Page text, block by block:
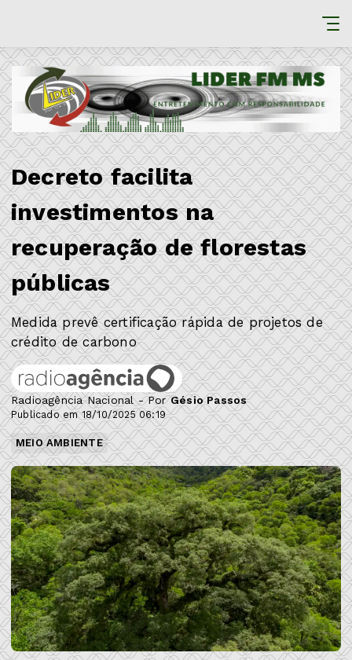
Decreto facilita
investimentos na
recuperação de florestas
públicas
Medida prevê certificação rápida de projetos de
crédito de carbono
Radioagência Nacional - PorGésio Passos
Publicado em 18/10/2025 06:19
MEIO AMBIENTE